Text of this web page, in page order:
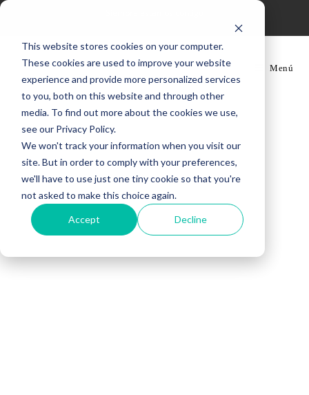
This website stores cookies on your computer.
These cookies are used to improve your website
experience and provide more personalized services
to you, both on this website and through other
media. To find out more about the cookies we use,
see our Privacy Policy.
We won't track your information when you visit our
site. But in order to comply with your preferences,
we'll have to use just one tiny cookie so that you're
not asked to make this choice again.
Accept Decline
Menú